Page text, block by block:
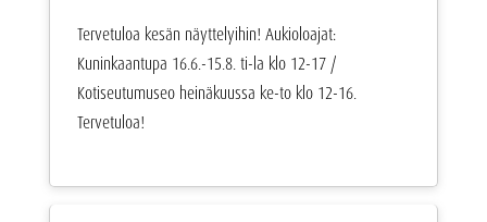
Tervetuloa kesän näyttelyihin! Aukioloajat:
Kuninkaantupa 16.6.-15.8. ti-la klo 12-17 /
Kotiseutumuseo heinäkuussa ke-to klo 12-16.
Tervetuloa!